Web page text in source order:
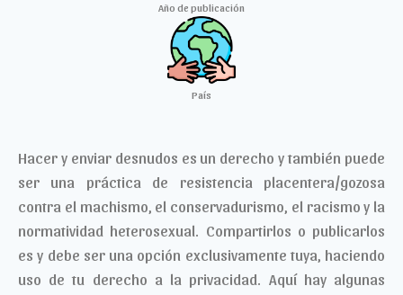
Año de publicación
País
Hacer y enviar desnudos es un derecho y también puede
ser una práctica de resistencia placentera/gozosa
contra el machismo, el conservadurismo, el racismo y la
normatividad heterosexual. Compartirlos o publicarlos
es y debe ser una opción exclusivamente tuya, haciendo
uso de tu derecho a la privacidad. Aquí hay algunas